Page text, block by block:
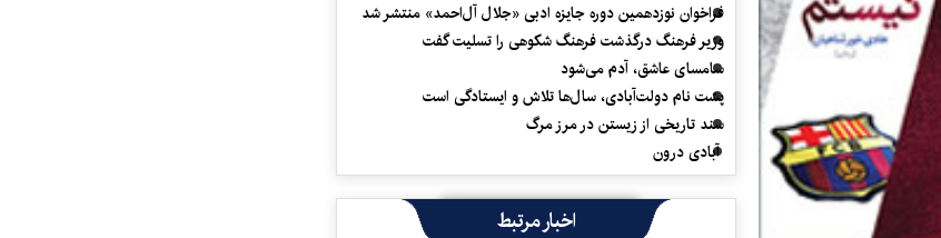
فراخوان نوزدهمین دوره جایزه ادبی «جلال آل‌احمد» منتشر شد
وزیر فرهنگ درگذشت فرهنگ شکوهی را تسلیت گفت
سامسای عاشق، آدم می‌شود
پشت نام دولت‌آبادی، سال‌ها تلاش و ایستادگی است
سند تاریخی از زیستن در مرز مرگ
آبادی درون
اخبار مرتبط